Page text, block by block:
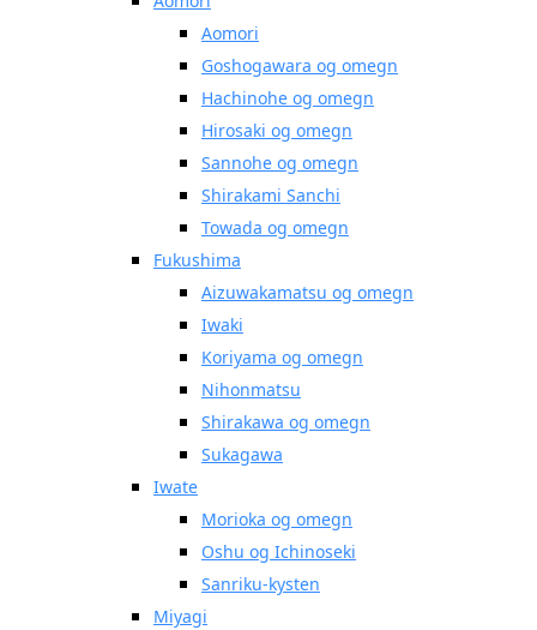
Aomori
Goshogawara og omegn
Hachinohe og omegn
Hirosaki og omegn
Sannohe og omegn
Shirakami Sanchi
Towada og omegn
Fukushima
Aizuwakamatsu og omegn
Iwaki
Koriyama og omegn
Nihonmatsu
Shirakawa og omegn
Sukagawa
Iwate
Morioka og omegn
Oshu og Ichinoseki
Sanriku-kysten
Miyagi